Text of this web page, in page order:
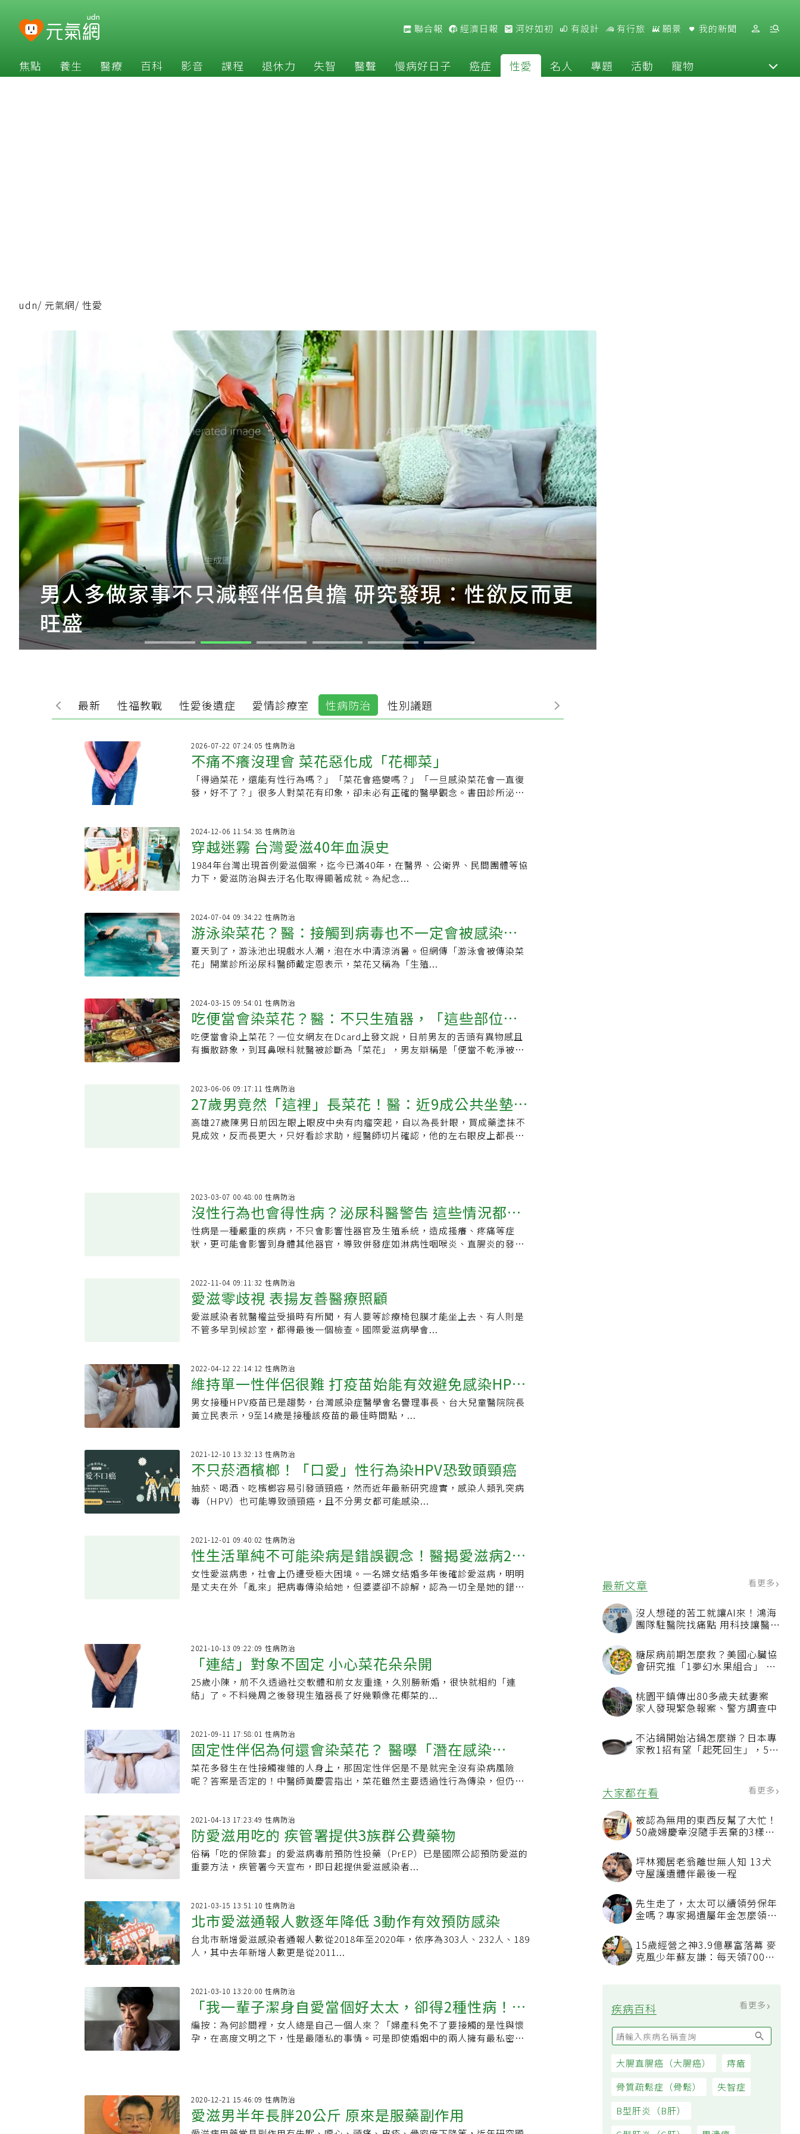
聯合報 經濟日報 河好如初 有設計 有行旅 願景 我的新聞
焦點 養生 醫療 百科 影音 課程 退休力 失智 醫聲 慢病好日子 癌症 性愛 名人 專題 活動 寵物
最新文章 看更多
沒人想碰的苦工就讓AI來！鴻海
團隊駐醫院找痛點 用科技讓醫療
糖尿病前期怎麼救？美國心臟協
會研究推「1夢幻水果組合」 酪
桃園平鎮傳出80多歲夫弒妻案
家人發現緊急報案、警方調查中
不沾鍋開始沾鍋怎麼辦？日本專
家教1招有望「起死回生」，5情
大家都在看 看更多
被認為無用的東西反幫了大忙！
50歲婦慶幸沒隨手丟棄的3樣物
坪林獨居老翁離世無人知 13犬
守屋護遺體伴最後一程
先生走了，太太可以續領勞保年
金嗎？專家揭遺屬年金怎麼領，
15歲經營之神3.9億暴富落幕 麥
克風少年蘇友謙：每天領700元
疾病百科 看更多
大腸直腸癌（大腸癌）
痔瘡
骨質疏鬆症（骨鬆）
失智症
B型肝炎（B肝）
udn/ 元氣網/ 性愛
男人多做家事不只減輕伴侶負擔 研究發現：性欲反而更
旺盛
最新 性福教戰 性愛後遺症 愛情診療室 性病防治 性別議題
2026-07-22 07:24:05 性病防治
不痛不癢沒理會 菜花惡化成「花椰菜」
「得過菜花，還能有性行為嗎？」「菜花會癌變嗎？」「一旦感染菜花會一直復
發，好不了？」很多人對菜花有印象，卻未必有正確的醫學觀念。書田診所泌尿
2024-12-06 11:54:38 性病防治
穿越迷霧 台灣愛滋40年血淚史
1984年台灣出現首例愛滋個案，迄今已滿40年，在醫界、公衛界、民間團體等協
力下，愛滋防治與去汙名化取得顯著成就。為紀念...
2024-07-04 09:34:22 性病防治
游泳染菜花？醫：接觸到病毒也不一定會被感染！
唯一方法杜絕HPV
夏天到了，游泳池出現戲水人潮，泡在水中清涼消暑。但網傳「游泳會被傳染菜
花」開業診所泌尿科醫師戴定恩表示，菜花又稱為「生殖...
2024-03-15 09:54:01 性病防治
吃便當會染菜花？醫：不只生殖器，「這些部位」
都可能感染
吃便當會染上菜花？一位女網友在Dcard上發文說，日前男友的舌頭有異物感且
有擴散跡象，到耳鼻喉科就醫被診斷為「菜花」，男友辯稱是「便當不乾淨被傳
2023-06-06 09:17:11 性病防治
27歲男竟然「這裡」長菜花！醫：近9成公共坐墊具
病毒 7招預防「菜花」
高雄27歲陳男日前因左眼上眼皮中央有肉瘤突起，自以為長針眼，買成藥塗抹不
見成效，反而長更大，只好看診求助，經醫師切片確認，他的左右眼皮上都長了
2023-03-07 00:48:00 性病防治
沒性行為也會得性病？泌尿科醫警告 這些情況都可
能感染淋病性咽喉炎
性病是一種嚴重的疾病，不只會影響性器官及生殖系統，造成搔癢、疼痛等症
狀，更可能會影響到身體其他器官，導致併發症如淋病性咽喉炎、直腸炎的發
2022-11-04 09:11:32 性病防治
愛滋零歧視 表揚友善醫療照顧
愛滋感染者就醫權益受損時有所聞，有人要等診療椅包膜才能坐上去、有人則是
不管多早到候診室，都得最後一個檢查。國際愛滋病學會...
2022-04-12 22:14:12 性病防治
維持單一性伴侶很難 打疫苗始能有效避免感染HPV
病毒
男女接種HPV疫苗已是趨勢，台灣感染症醫學會名譽理事長、台大兒童醫院院長
黃立民表示，9至14歲是接種該疫苗的最佳時間點，...
2021-12-10 13:32:13 性病防治
不只菸酒檳榔！「口愛」性行為染HPV恐致頭頸癌
抽菸、喝酒、吃檳榔容易引發頭頸癌，然而近年最新研究證實，感染人類乳突病
毒（HPV）也可能導致頭頸癌，且不分男女都可能感染...
2021-12-01 09:40:02 性病防治
性生活單純不可能染病是錯誤觀念！醫揭愛滋病2大
感染途徑
女性愛滋病患，社會上仍遭受極大困境。一名婦女結婚多年後確診愛滋病，明明
是丈夫在外「亂來」把病毒傳染給她，但婆婆卻不諒解，認為一切全是她的錯，
2021-10-13 09:22:09 性病防治
「連結」對象不固定 小心菜花朵朵開
25歲小陳，前不久透過社交軟體和前女友重逢，久別勝新婚，很快就相約「連
結」了。不料幾周之後發現生殖器長了好幾顆像花椰菜的...
2021-09-11 17:58:01 性病防治
固定性伴侶為何還會染菜花？ 醫曝「潛在感染
源」：半年內都可能發作
菜花多發生在性接觸複雜的人身上，那固定性伴侶是不是就完全沒有染病風險
呢？答案是否定的！中醫師黃慶雲指出，菜花雖然主要透過性行為傳染，但仍有
2021-04-13 17:23:49 性病防治
防愛滋用吃的 疾管署提供3族群公費藥物
俗稱「吃的保險套」的愛滋病毒前預防性投藥（PrEP）已是國際公認預防愛滋的
重要方法，疾管署今天宣布，即日起提供愛滋感染者...
2021-03-15 13:51:10 性病防治
北市愛滋通報人數逐年降低 3動作有效預防感染
台北市新增愛滋感染者通報人數從2018年至2020年，依序為303人、232人、189
人，其中去年新增人數更是從2011...
2021-03-10 13:20:00 性病防治
「我一輩子潔身自愛當個好太太，卻得2種性病！」
診間痛哭的60歲婦人給婦產科女醫的啟示
編按：為何診間裡，女人總是自己一個人來？「婦產科免不了要接觸的是性與懷
孕，在高度文明之下，性是最隱私的事情。可是即使婚姻中的兩人擁有最私密與
2020-12-21 15:46:09 性病防治
愛滋男半年長胖20公斤 原來是服藥副作用